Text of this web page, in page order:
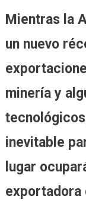
Mientras la
un nuevo
minería y
inevitable
lugar
exportadora